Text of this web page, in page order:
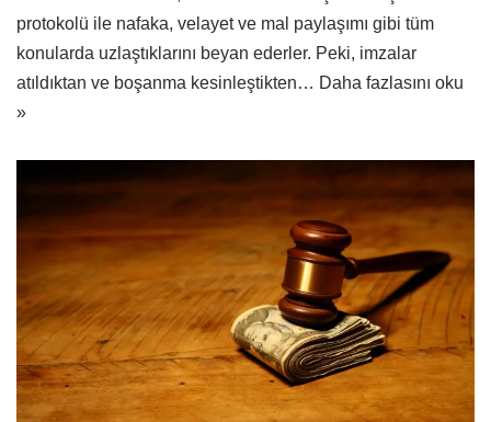
protokolü ile nafaka, velayet ve mal paylaşımı gibi tüm
konularda uzlaştıklarını beyan ederler. Peki, imzalar
atıldıktan ve boşanma kesinleştikten… Daha fazlasını oku
»